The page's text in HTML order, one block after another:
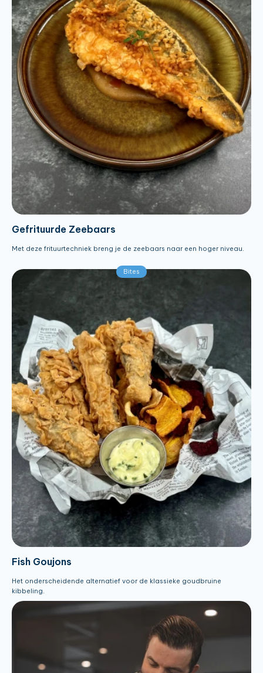
Gefrituurde Zeebaars
Met deze frituurtechniek breng je de zeebaars naar een hoger niveau.
Bites
Fish Goujons
Het onderscheidende alternatief voor de klassieke goudbruine
kibbeling.